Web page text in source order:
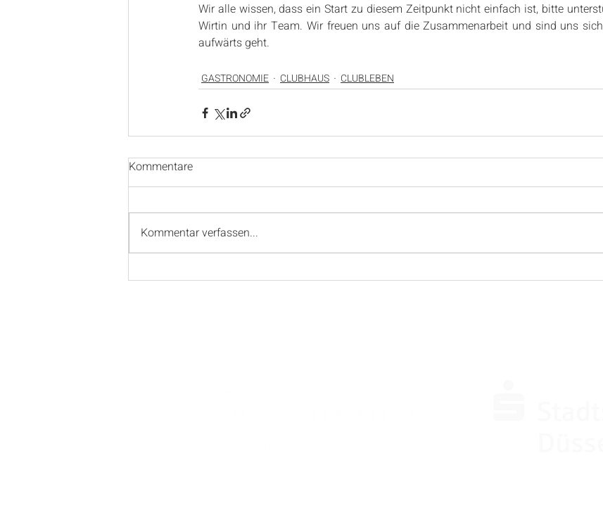
Wir alle wissen, dass ein Start zu diesem Zeitpunkt nicht einfach ist, bitte
Wirtin und ihr Team. Wir freuen uns auf die Zusammenarbeit und sind uns
aufwärts geht.
GASTRONOMIE CLUBHAUS CLUBLEBEN
Kommentare
Kommentar verfassen...